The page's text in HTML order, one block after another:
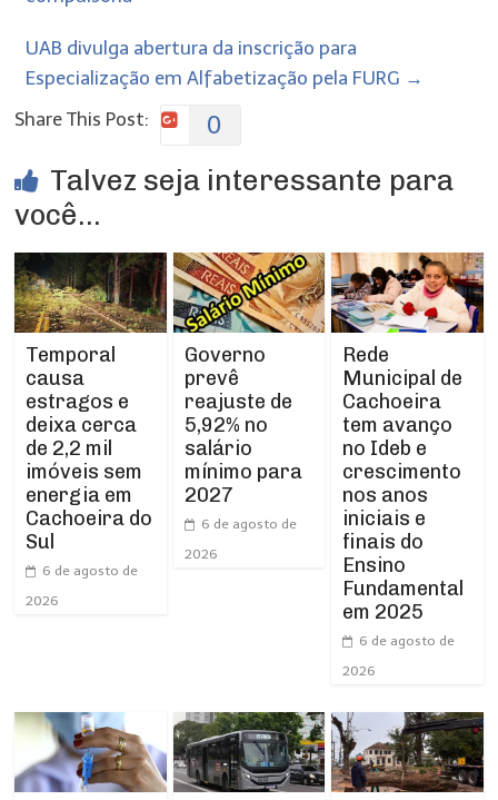
UAB divulga abertura da inscrição para
Especialização em Alfabetização pela FURG →
Share This Post:
0
Talvez seja interessante para
você...
Temporal
causa
estragos e
deixa cerca
de 2,2 mil
imóveis sem
energia em
Cachoeira do
Sul
6 de agosto de
2026
Governo
prevê
reajuste de
5,92% no
salário
mínimo para
2027
6 de agosto de
2026
Rede
Municipal de
Cachoeira
tem avanço
no Ideb e
crescimento
nos anos
iniciais e
finais do
Ensino
Fundamental
em 2025
6 de agosto de
2026